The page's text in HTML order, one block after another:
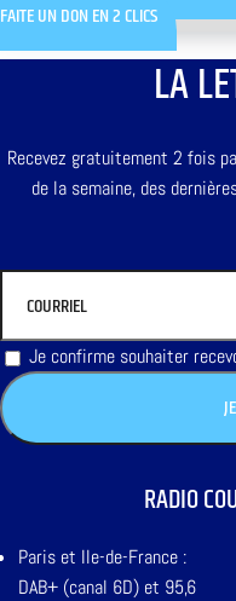
FAITE UN DON EN 2 CLICS
LA
Recevez gratuitement 2 fois
de la semaine, des
Je confirme souhaiter
RADIO
Paris et Ile-de-France :
DAB+ (canal 6D) et 95,6